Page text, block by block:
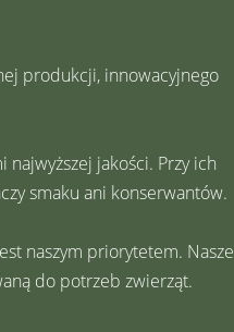
produkcji, innowacyjnego
jakości. Przy ich
smaku ani konserwantów.
naszym priorytetem. Nasze
do potrzeb zwierząt.